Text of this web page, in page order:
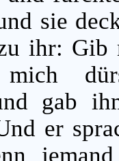
sie
ihr: Gib
mich
gab
er